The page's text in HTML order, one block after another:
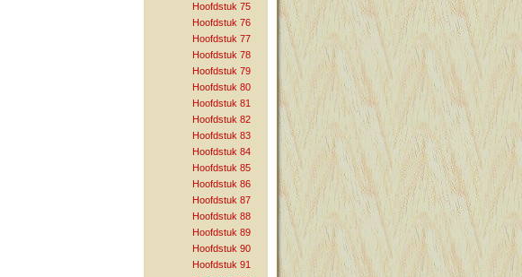
Hoofdstuk 75
Hoofdstuk 76
Hoofdstuk 77
Hoofdstuk 78
Hoofdstuk 79
Hoofdstuk 80
Hoofdstuk 81
Hoofdstuk 82
Hoofdstuk 83
Hoofdstuk 84
Hoofdstuk 85
Hoofdstuk 86
Hoofdstuk 87
Hoofdstuk 88
Hoofdstuk 89
Hoofdstuk 90
Hoofdstuk 91